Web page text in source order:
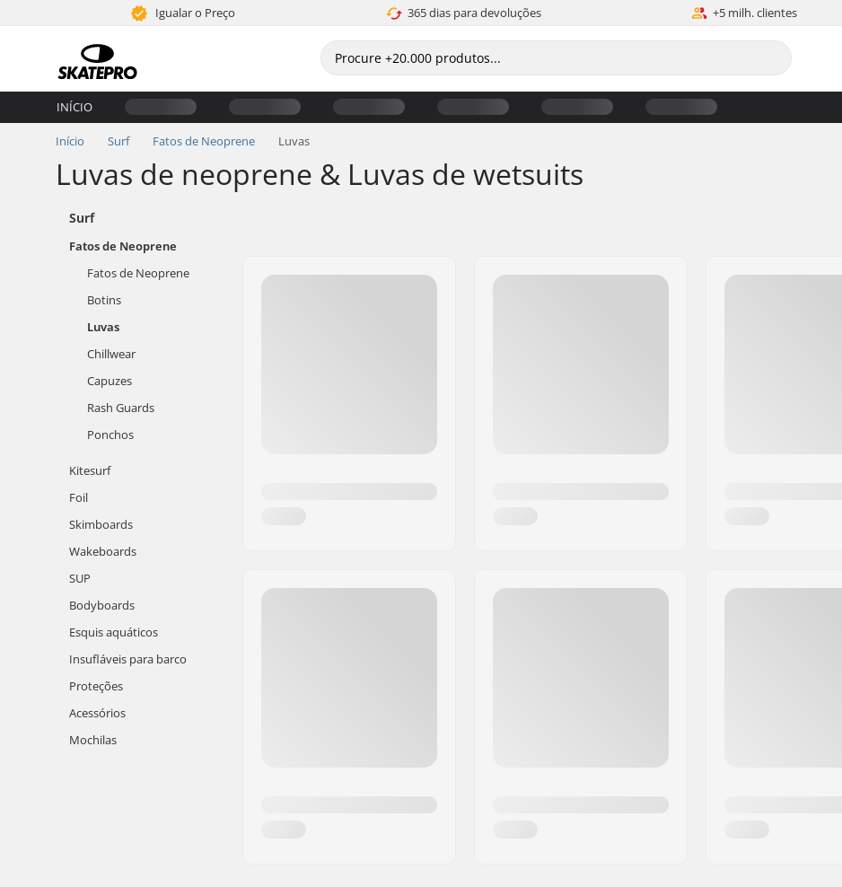
Igualar o Preço 365 dias para devoluções +5 milh. clientes
INÍCIO
Início Surf Fatos de Neoprene Luvas
Luvas de neoprene & Luvas de wetsuits
Surf
Fatos de Neoprene
Fatos de Neoprene
Botins
Luvas
Chillwear
Capuzes
Rash Guards
Ponchos
Kitesurf
Foil
Skimboards
Wakeboards
SUP
Bodyboards
Esquis aquáticos
Insufláveis para barco
Proteções
Acessórios
Mochilas